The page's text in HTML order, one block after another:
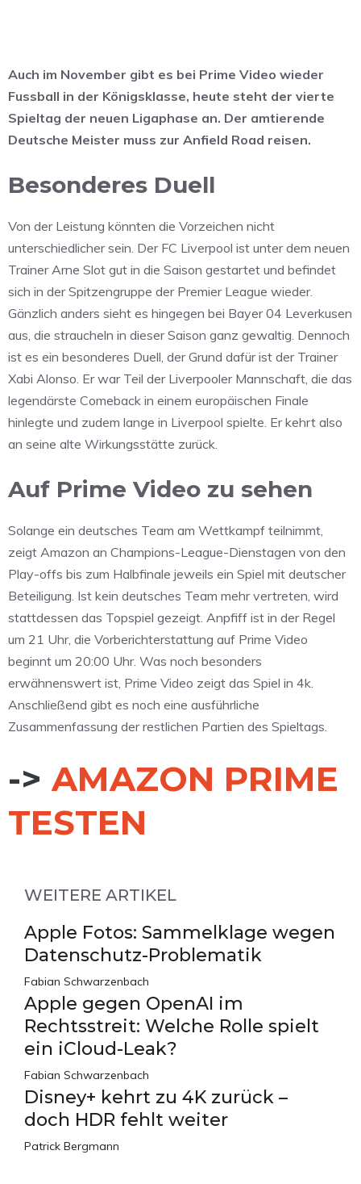
Auch im November gibt es bei Prime Video wieder
Fussball in der Königsklasse, heute steht der vierte
Spieltag der neuen Ligaphase an. Der amtierende
Deutsche Meister muss zur Anfield Road reisen.
Besonderes Duell
Von der Leistung könnten die Vorzeichen nicht
unterschiedlicher sein. Der FC Liverpool ist unter dem neuen
Trainer Arne Slot gut in die Saison gestartet und befindet
sich in der Spitzengruppe der Premier League wieder.
Gänzlich anders sieht es hingegen bei Bayer 04 Leverkusen
aus, die straucheln in dieser Saison ganz gewaltig. Dennoch
ist es ein besonderes Duell, der Grund dafür ist der Trainer
Xabi Alonso. Er war Teil der Liverpooler Mannschaft, die das
legendärste Comeback in einem europäischen Finale
hinlegte und zudem lange in Liverpool spielte. Er kehrt also
an seine alte Wirkungsstätte zurück.
Auf Prime Video zu sehen
Solange ein deutsches Team am Wettkampf teilnimmt,
zeigt Amazon an Champions-League-Dienstagen von den
Play-offs bis zum Halbfinale jeweils ein Spiel mit deutscher
Beteiligung. Ist kein deutsches Team mehr vertreten, wird
stattdessen das Topspiel gezeigt. Anpfiff ist in der Regel
um 21 Uhr, die Vorberichterstattung auf Prime Video
beginnt um 20:00 Uhr. Was noch besonders
erwähnenswert ist, Prime Video zeigt das Spiel in 4k.
Anschließend gibt es noch eine ausführliche
Zusammenfassung der restlichen Partien des Spieltags.
->AMAZON PRIME
TESTEN
WEITERE ARTIKEL
Apple Fotos: Sammelklage wegen
Datenschutz-Problematik
Fabian Schwarzenbach
Apple gegen OpenAI im
Rechtsstreit: Welche Rolle spielt
ein iCloud-Leak?
Fabian Schwarzenbach
Disney+ kehrt zu 4K zurück –
doch HDR fehlt weiter
Patrick Bergmann